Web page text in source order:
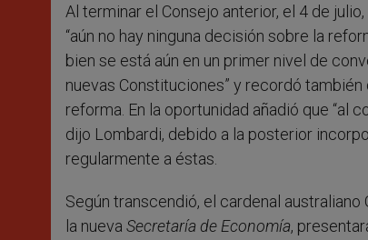
Al terminar el Consejo anterior, el 4 de
“aún no hay ninguna decisión sobre la
bien se está aún en un primer nivel de
nuevas Constituciones” y recordó también
reforma. En la oportunidad añadió que “al
dijo Lombardi, debido a la posterior
regularmente a éstas.
Según transcendió, el cardenal
la nueva Secretaría de Economía,